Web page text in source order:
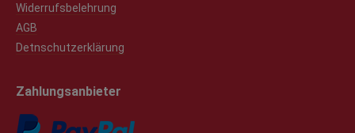
Widerrufsbelehrung
AGB
Detnschutzerklärung
Zahlungsanbieter